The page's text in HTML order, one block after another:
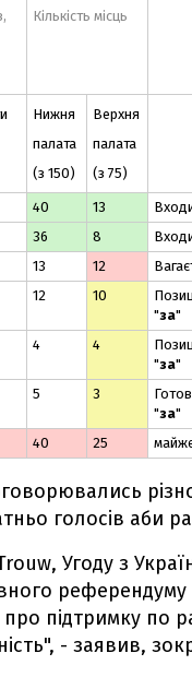
Кількість місць
Нижня
палата
(з 150)
Верхня
палата
(з 75)
40 13
36 8
13 12
12 10
"за"
4 4
"за"
5 3
"за"
40 25
голосів аби
Угоду з
підтримку по
- заявив,